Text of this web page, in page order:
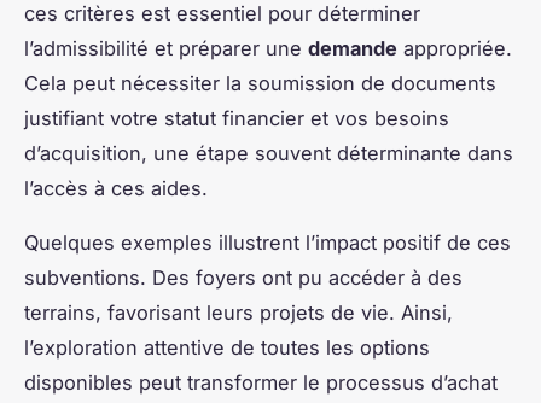
ces critères est essentiel pour déterminer
l’admissibilité et préparer une demande appropriée.
Cela peut nécessiter la soumission de documents
justifiant votre statut financier et vos besoins
d’acquisition, une étape souvent déterminante dans
l’accès à ces aides.
Quelques exemples illustrent l’impact positif de ces
subventions. Des foyers ont pu accéder à des
terrains, favorisant leurs projets de vie. Ainsi,
l’exploration attentive de toutes les options
disponibles peut transformer le processus d’achat